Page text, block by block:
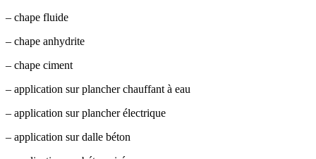
– chape fluide
– chape anhydrite
– chape ciment
– application sur plancher chauffant à eau
– application sur plancher électrique
– application sur dalle béton